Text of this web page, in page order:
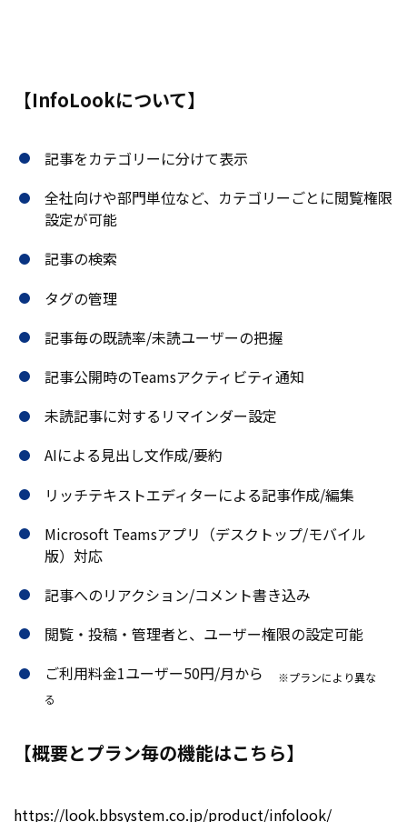
【InfoLookについて】
記事をカテゴリーに分けて表示
全社向けや部門単位など、カテゴリーごとに閲覧権限
設定が可能
記事の検索
タグの管理
記事毎の既読率/未読ユーザーの把握
記事公開時のTeamsアクティビティ通知
未読記事に対するリマインダー設定
AIによる見出し文作成/要約
リッチテキストエディターによる記事作成/編集
Microsoft Teamsアプリ（デスクトップ/モバイル
版）対応
記事へのリアクション/コメント書き込み
閲覧・投稿・管理者と、ユーザー権限の設定可能
ご利用料金1ユーザー50円/月から
※プランにより異な
る
【概要とプラン毎の機能はこちら】
https://look.bbsystem.co.jp/product/infolook/